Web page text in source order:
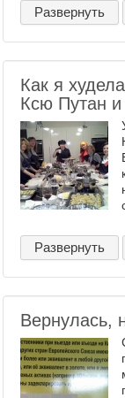
Развернуть
Как я
Ксю Путан и
Развернуть
Вернулась,